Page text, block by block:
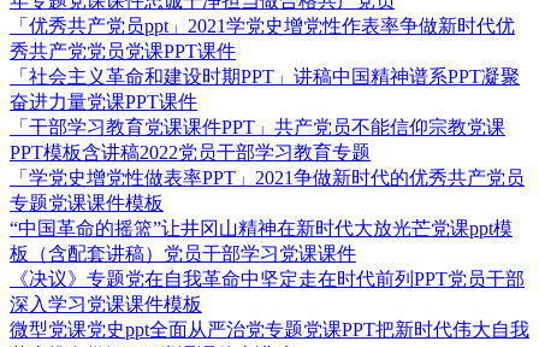
「优秀共产党员ppt」2021学党史增党性作表率争做新时代优
秀共产党党员党课PPT课件
「社会主义革命和建设时期PPT」讲稿中国精神谱系PPT凝聚
奋进力量党课PPT课件
「干部学习教育党课课件PPT」共产党员不能信仰宗教党课
PPT模板含讲稿2022党员干部学习教育专题
「学党史增党性做表率PPT」2021争做新时代的优秀共产党员
专题党课课件模板
“中国革命的摇篮”让井冈山精神在新时代大放光芒党课ppt模
板（含配套讲稿）党员干部学习党课课件
《决议》专题党在自我革命中坚定走在时代前列PPT党员干部
深入学习党课课件模板
微型党课党史ppt全面从严治党专题党课PPT把新时代伟大自我